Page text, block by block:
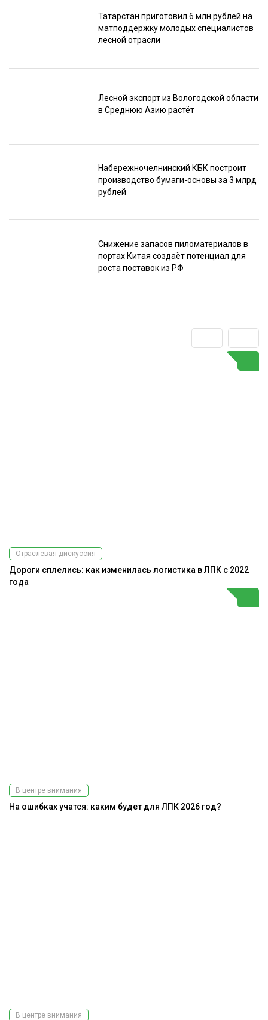
Татарстан приготовил 6 млн рублей на
матподдержку молодых специалистов
лесной отрасли
Лесной экспорт из Вологодской области
в Среднюю Азию растёт
Набережночелнинский КБК построит
производство бумаги-основы за 3 млрд
рублей
Снижение запасов пиломатериалов в
портах Китая создаёт потенциал для
роста поставок из РФ
Отраслевая дискуссия
Дороги сплелись: как изменилась логистика в ЛПК с 2022
года
В центре внимания
На ошибках учатся: каким будет для ЛПК 2026 год?
В центре внимания